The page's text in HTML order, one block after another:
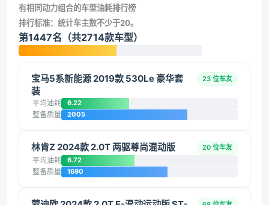
有相同动力组合的车型油耗排行榜
排行标准：统计车主数不少于20。
第1447名（共2714款车型）
宝马5系新能源 2019款 530Le 豪华套
装
23 位车友
平均油耗 6.22
整备质量 2005
林肯Z 2024款 2.0T 两驱尊尚混动版 20 位车友
平均油耗 6.72
整备质量 1690